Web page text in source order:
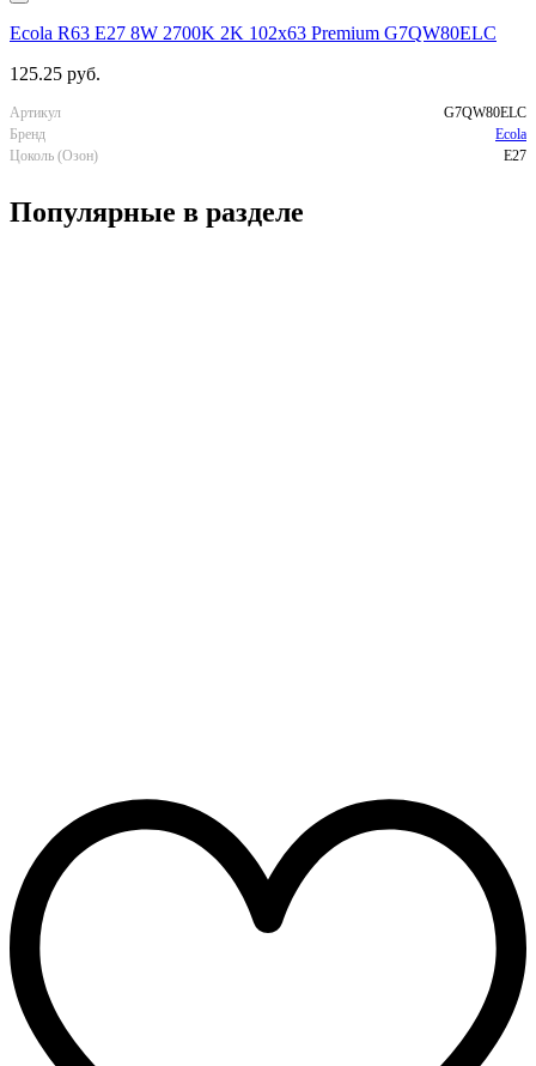
Ecola R63 E27 8W 2700K 2K 102x63 Premium G7QW80ELC
125.25 руб.
Артикул
G7QW80ELC
Бренд
Ecola
Цоколь (Озон)
E27
Популярные в разделе